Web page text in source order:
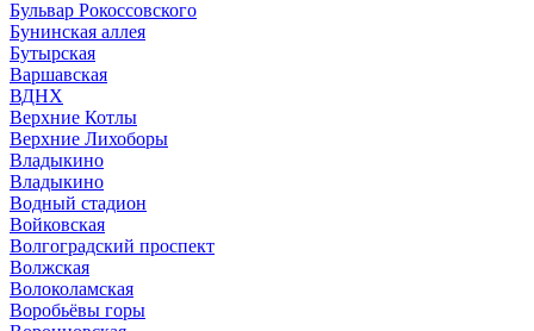
Бульвар Рокоссовского
Бунинская аллея
Бутырская
Варшавская
ВДНХ
Верхние Котлы
Верхние Лихоборы
Владыкино
Владыкино
Водный стадион
Войковская
Волгоградский проспект
Волжская
Волоколамская
Воробьёвы горы